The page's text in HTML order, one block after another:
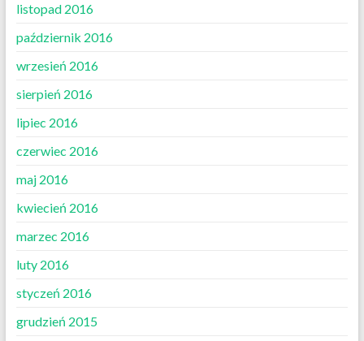
listopad 2016
październik 2016
wrzesień 2016
sierpień 2016
lipiec 2016
czerwiec 2016
maj 2016
kwiecień 2016
marzec 2016
luty 2016
styczeń 2016
grudzień 2015